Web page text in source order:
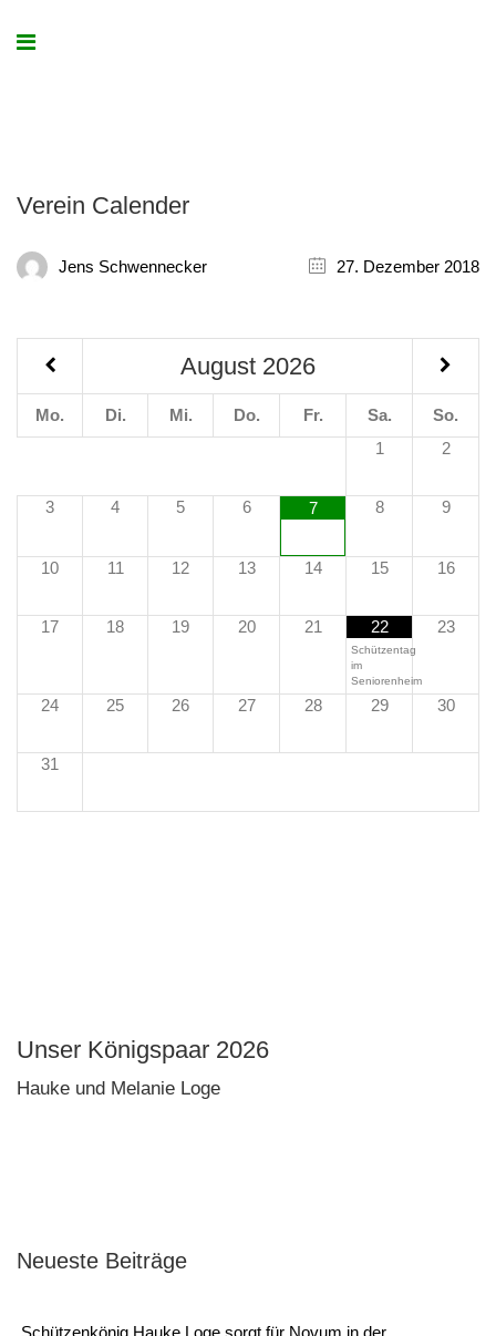
Verein Calender
Jens Schwennecker 27. Dezember 2018
August 2026
Mo. Di. Mi. Do. Fr. Sa.
So.
1
2
3 4 5 6 7 8 9
10 11 12 13 14 15 16
17 18 19 20 21 22
Schützentag
im
Seniorenheim
23
24 25 26 27 28 29 30
31
Unser Königspaar 2026
Hauke und Melanie Loge
Neueste Beiträge
Schützenkönig Hauke Loge sorgt für Novum in der